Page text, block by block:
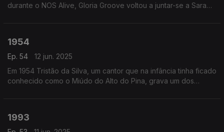
durante o NOS Alive, Gloria Groove voltou a juntar-se a Sara
1954
Ep. 54
12 jun. 2025
Em 1954 Tristão da Silva, um cantor que na infância tinha ficado
conhecido como o Miúdo do Alto do Pina, grava um dos
1993